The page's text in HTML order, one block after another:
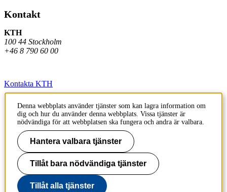
Kontakt
KTH
100 44 Stockholm
+46 8 790 60 00
Kontakta KTH
Jobba på KTH
Press och media
Faktura och betalning KTH
Om KTH:s webbplatser
Tillgänglighetsredogörelse
Denna webbplats använder tjänster som kan lagra information om
dig och hur du använder denna webbplats. Vissa tjänster är
nödvändiga för att webbplatsen ska fungera och andra är valbara.
Hantera valbara tjänster
Tillåt bara nödvändiga tjänster
Tillåt alla tjänster